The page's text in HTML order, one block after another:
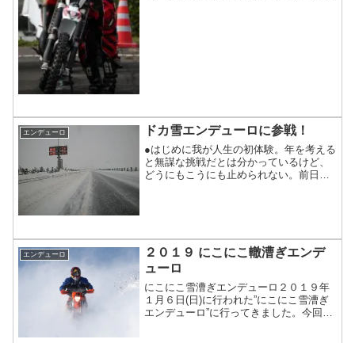
エンデューロ ドカ雪エンデューロに参戦！
●はじめに我が人生の初体験。年を考える
と無謀な挑戦だとは分かっているけど、
どうにもこうにも止められない。前日手
受付を済ませるとフリー走行できるの
で、朝8時を目処に会場に入りま...
エンデューロ
２０１９ にこにこ轍漕ぎエンデ
ューロ
にこにこ雪漕ぎエンデューロ２０１９年
１月６日(日)に行われた”にこにこ雪漕ぎ
エンデューロ”に行ってきました。今回の